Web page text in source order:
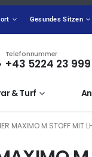
Gesundes Sitzen
Telefonnummer
+43 5224 23 999
& Turf
MAXIMO M STOFF MIT